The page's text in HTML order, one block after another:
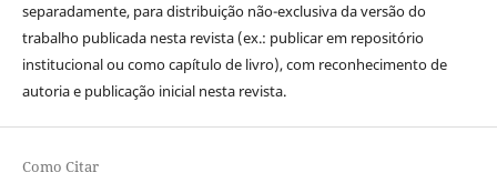
separadamente, para distribuição não-exclusiva da versão do
trabalho publicada nesta revista (ex.: publicar em repositório
institucional ou como capítulo de livro), com reconhecimento de
autoria e publicação inicial nesta revista.
Como Citar